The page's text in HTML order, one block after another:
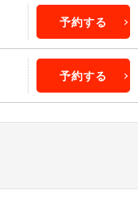
予約する
予約する